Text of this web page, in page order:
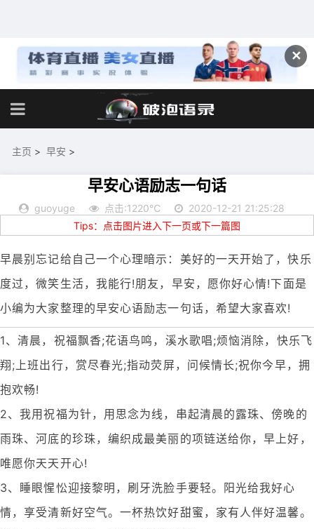
✕
主页 > 早安 >
早安心语励志一句话
guoyuge 点击:1220℃
2020-12-21 21:25:28
Tips：点击图片进入下一页或下一篇图
早晨别忘记给自己一个心理暗示：美好的一天开始了，快乐
度过，微笑生活，我能行!朋友，早安，愿你好心情!下面是
小编为大家整理的早安心语励志一句话，希望大家喜欢!
1、清晨，祝福飘香;花语鸟鸣，溪水歌唱;烦恼消除，快乐飞
翔;上班出行，赏尽春光;指动荧屏，问候情长;祝你今早，拥
抱欢畅!
2、我用祝福为针，用思念为线，串起清晨的露珠、傍晚的
雨珠、河底的珍珠，编织成最美丽的项链送给你，早上好，
唯愿你天天开心!
3、睡眼惺忪迎接黎明，刷牙洗脸手要轻。阳光给我好心
情，享受清新好空气。一杯热饮好甜蜜，家有人伴好温馨。